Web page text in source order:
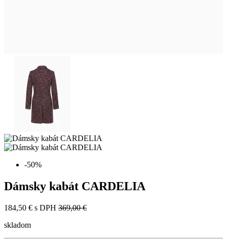
-50%
Dámsky kabát CARDELIA
184,50 € s DPH 369,00 €
skladom